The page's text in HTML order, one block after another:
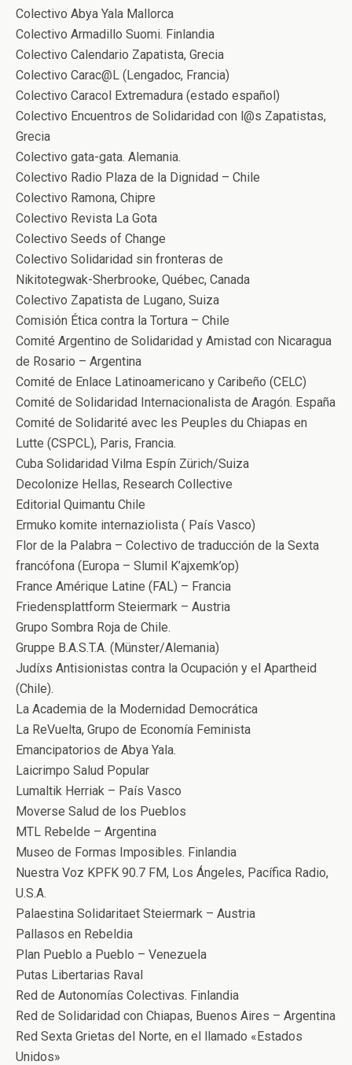
Colectivo Abya Yala Mallorca
Colectivo Armadillo Suomi. Finlandia
Colectivo Calendario Zapatista, Grecia
Colectivo Carac@L (Lengadoc, Francia)
Colectivo Caracol Extremadura (estado español)
Colectivo Encuentros de Solidaridad con l@s Zapatistas,
Grecia
Colectivo gata-gata. Alemania.
Colectivo Radio Plaza de la Dignidad – Chile
Colectivo Ramona, Chipre
Colectivo Revista La Gota
Colectivo Seeds of Change
Colectivo Solidaridad sin fronteras de
Nikitotegwak-Sherbrooke, Québec, Canada
Colectivo Zapatista de Lugano, Suiza
Comisión Ética contra la Tortura – Chile
Comité Argentino de Solidaridad y Amistad con Nicaragua
de Rosario – Argentina
Comité de Enlace Latinoamericano y Caribeño (CELC)
Comité de Solidaridad Internacionalista de Aragón. España
Comité de Solidarité avec les Peuples du Chiapas en
Lutte (CSPCL), Paris, Francia.
Cuba Solidaridad Vilma Espín Zürich/Suiza
Decolonize Hellas, Research Collective
Editorial Quimantu Chile
Ermuko komite internaziolista ( País Vasco)
Flor de la Palabra – Colectivo de traducción de la Sexta
francófona (Europa – Slumil K’ajxemk’op)
France Amérique Latine (FAL) – Francia
Friedensplattform Steiermark – Austria
Grupo Sombra Roja de Chile.
Gruppe B.A.S.T.A. (Münster/Alemania)
Judíxs Antisionistas contra la Ocupación y el Apartheid
(Chile).
La Academia de la Modernidad Democrática
La ReVuelta, Grupo de Economía Feminista
Emancipatorios de Abya Yala.
Laicrimpo Salud Popular
Lumaltik Herriak – País Vasco
Moverse Salud de los Pueblos
MTL Rebelde – Argentina
Museo de Formas Imposibles. Finlandia
Nuestra Voz KPFK 90.7 FM, Los Ángeles, Pacífica Radio,
U.S.A.
Palaestina Solidaritaet Steiermark – Austria
Pallasos en Rebeldia
Plan Pueblo a Pueblo – Venezuela
Putas Libertarias Raval
Red de Autonomías Colectivas. Finlandia
Red de Solidaridad con Chiapas, Buenos Aires – Argentina
Red Sexta Grietas del Norte, en el llamado «Estados
Unidos»